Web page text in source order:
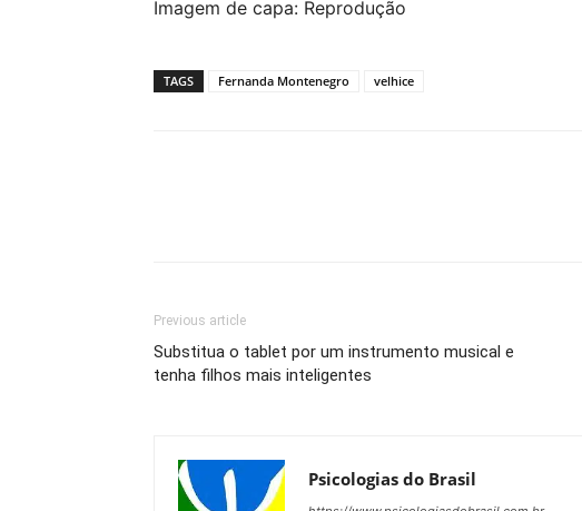
Imagem de capa: Reprodução
TAGS Fernanda Montenegro velhice
Previous article
Substitua o tablet por um instrumento musical e
tenha filhos mais inteligentes
Psicologias do Brasil